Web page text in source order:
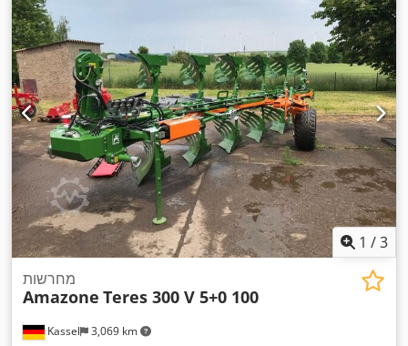
1 /3
Kassel 3,069 km
מחרשות
Amazone Teres 300 V 5+0 100